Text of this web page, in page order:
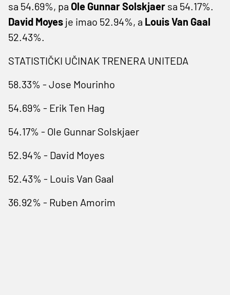
sa 54.69%, pa Ole Gunnar Solskjaer sa 54.17%.
David Moyes je imao 52.94%, a Louis Van Gaal
52.43%.
STATISTIČKI UČINAK TRENERA UNITEDA
58.33% - Jose Mourinho
54.69% - Erik Ten Hag
54.17% - Ole Gunnar Solskjaer
52.94% - David Moyes
52.43% - Louis Van Gaal
36.92% - Ruben Amorim